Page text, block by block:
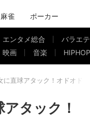
麻雀 ポーカー
エンタメ総合 バラエ
映画
音楽 HIPHOP
直球アタック！オドオド
タック！